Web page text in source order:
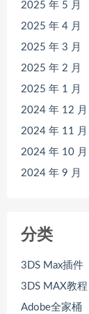
2025 年 5 月
2025 年 4 月
2025 年 3 月
2025 年 2 月
2025 年 1 月
2024 年 12 月
2024 年 11 月
2024 年 10 月
2024 年 9 月
分类
3DS Max插件
3DS MAX教程
Adobe全家桶